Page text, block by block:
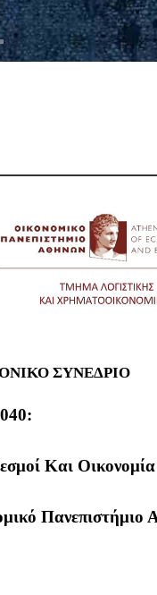
ΣΥΝΈΔΡΙΟ
Και
Πανεπιστήμιο